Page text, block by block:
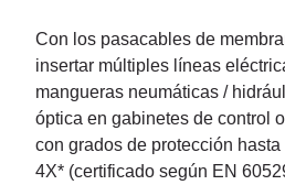
Con los pasacables de
insertar múltiples líneas
mangueras neumáticas /
óptica en gabinetes de control
con grados de protección
4X* (certificado según EN